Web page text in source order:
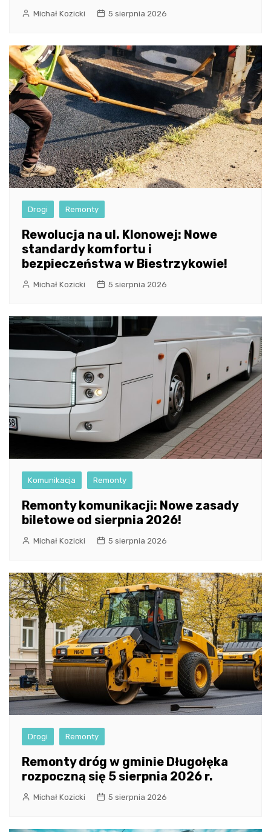
Michał Kozicki 5 sierpnia 2026
Drogi Remonty
Rewolucja na ul. Klonowej: Nowe
standardy komfortu i
bezpieczeństwa w Biestrzykowie!
Michał Kozicki 5 sierpnia 2026
Komunikacja Remonty
Remonty komunikacji: Nowe zasady
biletowe od sierpnia 2026!
Michał Kozicki 5 sierpnia 2026
Drogi Remonty
Remonty dróg w gminie Długołęka
rozpoczną się 5 sierpnia 2026 r.
Michał Kozicki 5 sierpnia 2026